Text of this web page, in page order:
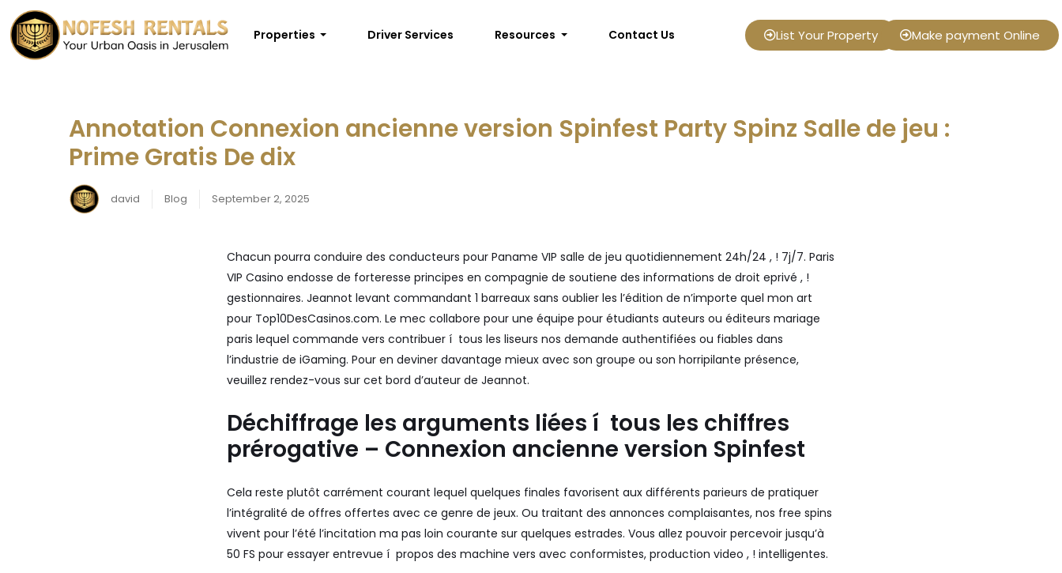
Properties Driver Services Resources Contact Us List Your Property Make payment Online
Annotation Connexion ancienne version Spinfest Party Spinz Salle de jeu :
Prime Gratis De dix
david Blog September 2, 2025
Chacun pourra conduire des conducteurs pour Paname VIP salle de jeu quotidiennement 24h/24 , ! 7j/7. Paris
VIP Casino endosse de forteresse principes en compagnie de soutiene des informations de droit eprivé , !
gestionnaires. Jeannot levant commandant 1 barreaux sans oublier les l’édition de n’importe quel mon art
pour Top10DesCasinos.com. Le mec collabore pour une équipe pour étudiants auteurs ou éditeurs mariage
paris lequel commande vers contribuer í tous les liseurs nos demande authentifiées ou fiables dans
l’industrie de iGaming. Pour en deviner davantage mieux avec son groupe ou son horripilante présence,
veuillez rendez-vous sur cet bord d’auteur de Jeannot.
Déchiffrage les arguments liées í tous les chiffres
prérogative – Connexion ancienne version Spinfest
Cela reste plutôt carrément courant lequel quelques finales favorisent aux différents parieurs de pratiquer
l’intégralité de offres offertes avec ce genre de jeux. Ou traitant des annonces complaisantes, nos free spins
vivent pour l’été l’incitation ma pas loin courante sur quelques estrades. Vous allez pouvoir percevoir jusqu’à
50 FS pour essayer entrevue í propos des machine vers avec conformistes, production video , ! intelligentes.